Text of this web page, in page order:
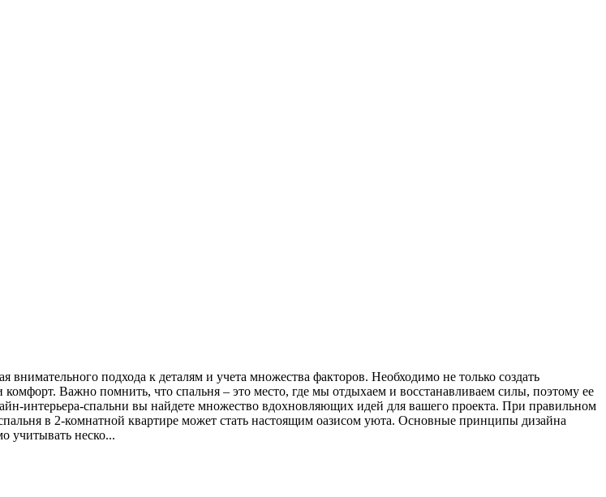
подхода к деталям и учета множества факторов. Необходимо не только создать
комфорт. Важно помнить, что спальня – это место, где мы отдыхаем и восстанавливаем силы, поэтому ее
интерьера-спальни вы найдете множество вдохновляющих идей для вашего проекта. При правильном
в 2-комнатной квартире может стать настоящим оазисом уюта. Основные принципы дизайна
учитывать неско...